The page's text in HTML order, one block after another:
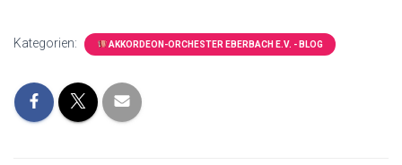
Kategorien: AKKORDEON-ORCHESTER EBERBACH E.V. - BLOG